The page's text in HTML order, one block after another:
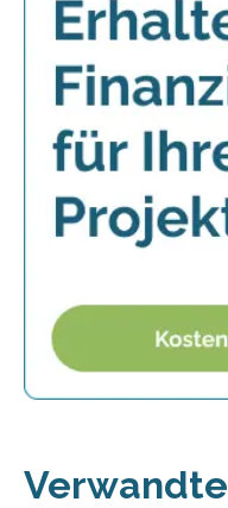
Verwandte